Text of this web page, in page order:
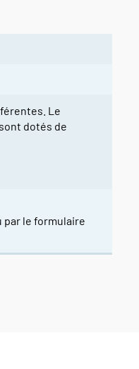
Le
dotés de
par le formulaire